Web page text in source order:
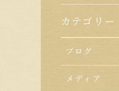
カテゴリー
ブログ
メディア